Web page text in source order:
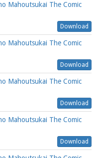
Mahoutsukai The Comic
Download
Mahoutsukai The Comic
Download
Mahoutsukai The Comic
Download
Mahoutsukai The Comic
Download